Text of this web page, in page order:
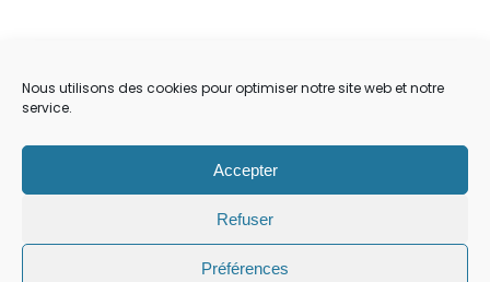
Nous utilisons des cookies pour optimiser notre site web et notre
service.
Accepter
Refuser
Préférences
CONTACT
POLITIQUE DE COOKIES